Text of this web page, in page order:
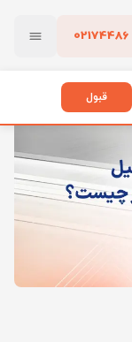
02174486
پاک کردن
قبول